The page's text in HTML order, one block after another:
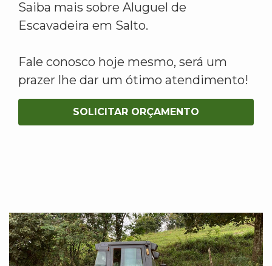
Saiba mais sobre Aluguel de
Escavadeira em Salto.
Fale conosco hoje mesmo, será um
prazer lhe dar um ótimo atendimento!
SOLICITAR ORÇAMENTO